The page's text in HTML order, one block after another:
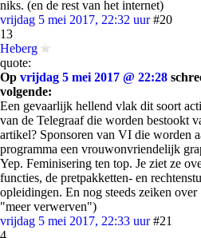
niks. (en de rest van het internet)
vrijdag 5 mei 2017, 22:32 uur #20
13
Heberg
quote:
Op vrijdag 5 mei 2017 @ 22:28
volgende:
Een gevaarlijk hellend vlak dit soort
van de Telegraaf die worden bestookt
artikel? Sponsoren van VI die worden
programma een vrouwonvriendelijk
Yep. Feminisering ten top. Je ziet ze
functies, de pretpakketten- en
opleidingen. En nog steeds zeiken
"meer verwerven")
vrijdag 5 mei 2017, 22:33 uur #21
4